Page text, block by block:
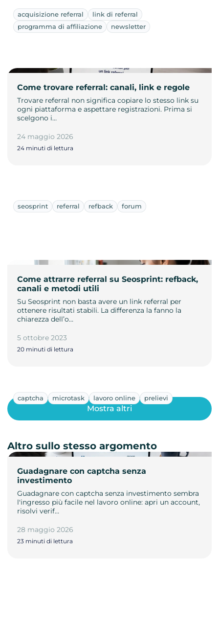
acquisizione referral
link di referral
programma di affiliazione
newsletter
Come trovare referral: canali, link e regole
Trovare referral non significa copiare lo stesso link su
ogni piattaforma e aspettare registrazioni. Prima si
scelgono i…
24 maggio 2026
24 minuti di lettura
seosprint referral refback forum
Come attrarre referral su Seosprint: refback,
canali e metodi utili
Su Seosprint non basta avere un link referral per
ottenere risultati stabili. La differenza la fanno la
chiarezza dell’o…
5 ottobre 2023
20 minuti di lettura
captcha microtask lavoro online prelievi
Guadagnare con captcha senza
investimento
Guadagnare con captcha senza investimento sembra
l'ingresso più facile nel lavoro online: apri un account,
risolvi verif…
28 maggio 2026
23 minuti di lettura
Mostra altri
Altro sullo stesso argomento